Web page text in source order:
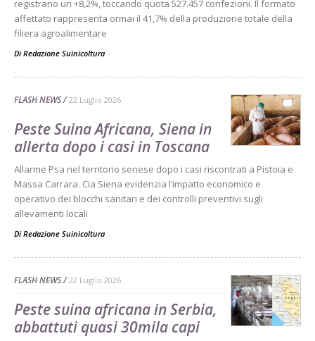
registrano un +8,2%, toccando quota 527.457 confezioni. Il formato
affettato rappresenta ormai il 41,7% della produzione totale della
filiera agroalimentare
Di Redazione Suinicoltura -
FLASH NEWS 22 Luglio 2026
Peste Suina Africana, Siena in
allerta dopo i casi in Toscana
Allarme Psa nel territorio senese dopo i casi riscontrati a Pistoia e
Massa Carrara. Cia Siena evidenzia l’impatto economico e
operativo dei blocchi sanitari e dei controlli preventivi sugli
allevamenti locali
Di Redazione Suinicoltura -
FLASH NEWS 22 Luglio 2026
Peste suina africana in Serbia,
abbattuti quasi 30mila capi